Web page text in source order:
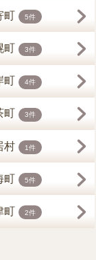
町 5件
町 3件
町 4件
町 3件
村 1件
町 5件
町 2件